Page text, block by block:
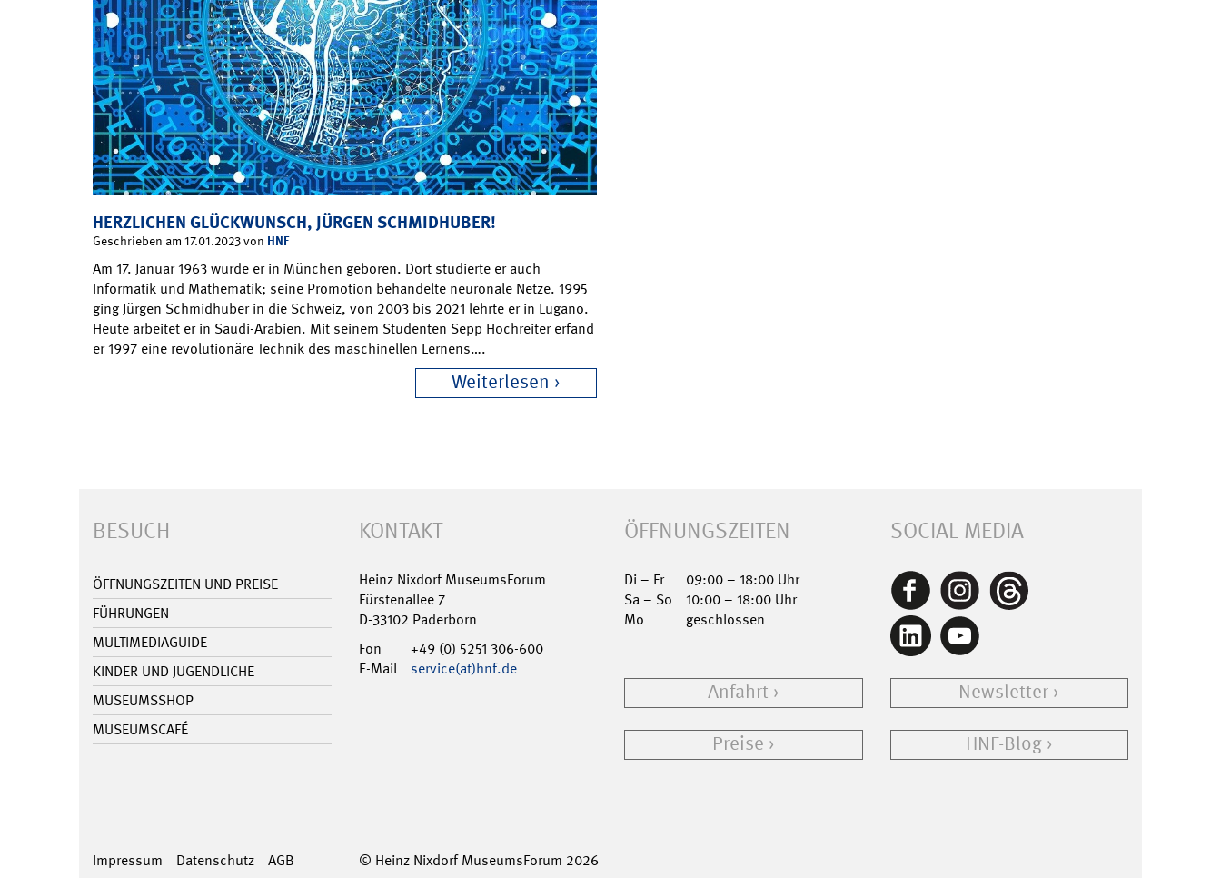
HERZLICHEN GLÜCKWUNSCH, JÜRGEN SCHMIDHUBER!
Geschrieben am 17.01.2023 von HNF
Am 17. Januar 1963 wurde er in München geboren. Dort studierte er auch
Informatik und Mathematik; seine Promotion behandelte neuronale Netze. 1995
ging Jürgen Schmidhuber in die Schweiz, von 2003 bis 2021 lehrte er in Lugano.
Heute arbeitet er in Saudi-Arabien. Mit seinem Studenten Sepp Hochreiter erfand
er 1997 eine revolutionäre Technik des maschinellen Lernens….
Weiterlesen
BESUCH
ÖFFNUNGSZEITEN UND PREISE
FÜHRUNGEN
MULTIMEDIAGUIDE
KINDER UND JUGENDLICHE
MUSEUMSSHOP
MUSEUMSCAFÉ
KONTAKT
Heinz Nixdorf MuseumsForum
Fürstenallee 7
D-33102 Paderborn
Fon
+49 (0) 5251 306-600
E-Mail
service(at)hnf.de
ÖFFNUNGSZEITEN
Di – Fr
09:00 – 18:00 Uhr
Sa – So
10:00 – 18:00 Uhr
Mo
geschlossen
Anfahrt
Preise
SOCIAL MEDIA
Newsletter
HNF-Blog
Impressum Datenschutz AGB © Heinz Nixdorf MuseumsForum 2026